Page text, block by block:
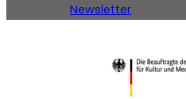
Newsletter